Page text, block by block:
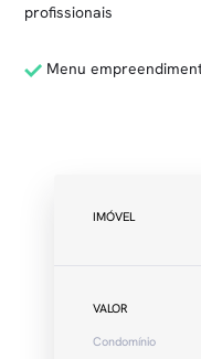
profissionais
Menu
IMÓVEL
VALOR
Condomínio